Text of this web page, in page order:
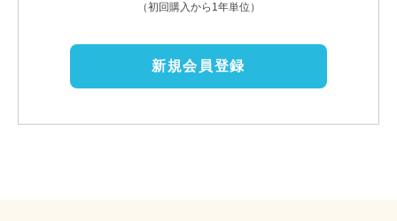
（初回購入から1年単位）
新規会員登録